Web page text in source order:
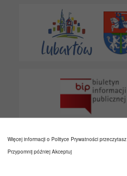
Więcej informacji o Polityce Prywatności przeczytasz
Przypomnij później Akceptuj